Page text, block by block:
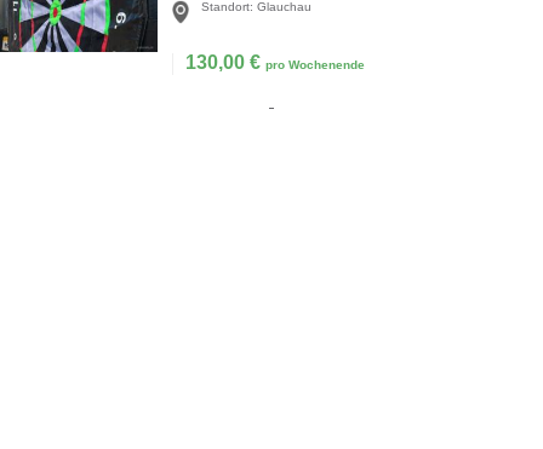
Standort: Glauchau
130,00 € pro Wochenende